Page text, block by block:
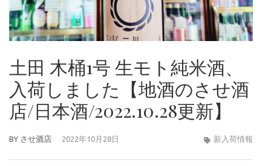
土田 木桶1号 生モト純米酒、
入荷しました【地酒のさせ酒
店/日本酒/2022.10.28更新】
BY させ酒店 2022年10月28日 新入荷情報